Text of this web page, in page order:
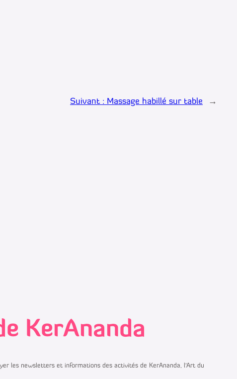
Suivant : Massage habillé sur table →
KerAnanda
les newsletters et informations des activités de KerAnanda, l’Art du